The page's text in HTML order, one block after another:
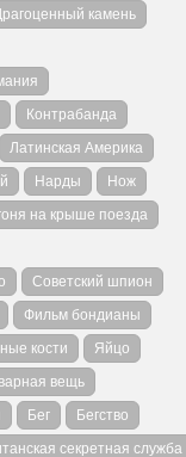
камень
Контрабанда
Латинская Америка
Нарды
Нож
на крыше поезда
Советский шпион
Фильм бондианы
кости
Яйцо
вещь
Бег
Бегство
секретная служба